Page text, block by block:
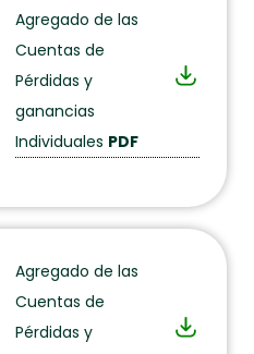
Agregado de las
Cuentas de
Pérdidas y
ganancias
Individuales PDF
Agregado de las
Cuentas de
Pérdidas y